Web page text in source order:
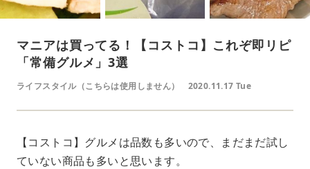
マニアは買ってる！【コストコ】これぞ即リピ
「常備グルメ」3選
ライフスタイル（こちらは使用しません） 2020.11.17 Tue
【コストコ】グルメは品数も多いので、まだまだ試し
ていない商品も多いと思います。